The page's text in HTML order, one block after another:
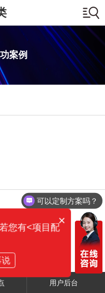
案例
用户后台
可以定制方案吗？
×
您有<项目配
说